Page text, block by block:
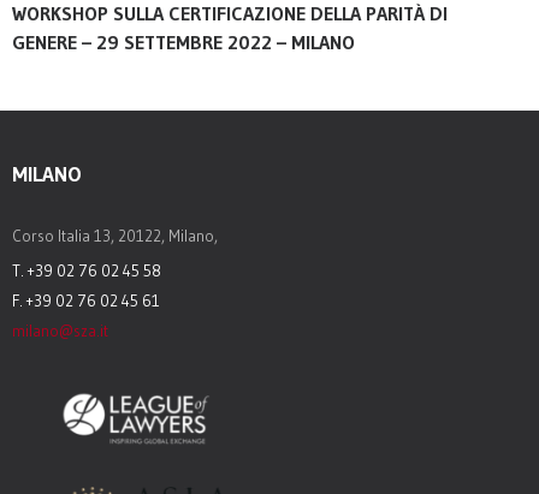
WORKSHOP SULLA CERTIFICAZIONE DELLA PARITÀ DI
GENERE – 29 SETTEMBRE 2022 – MILANO
MILANO
Corso Italia 13, 20122, Milano,
T. +39 02 76 02 45 58
F. +39 02 76 02 45 61
milano@sza.it